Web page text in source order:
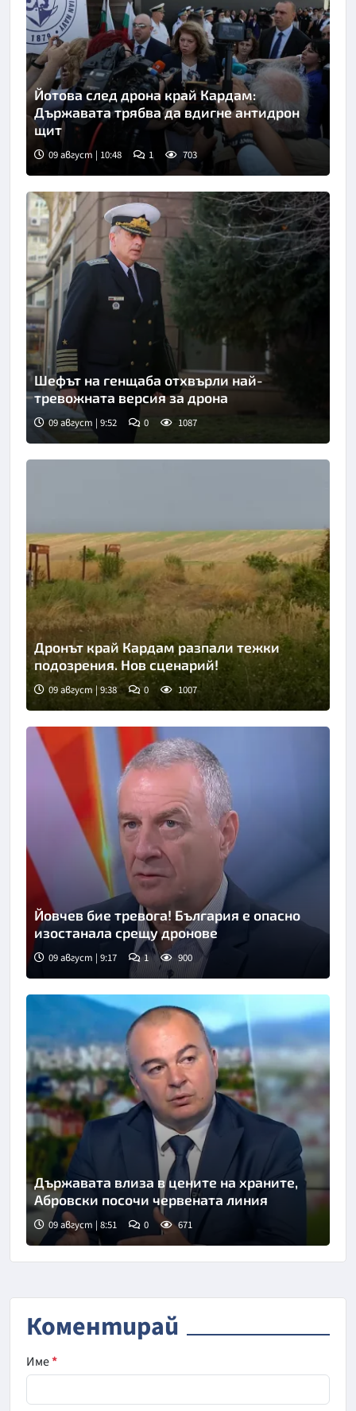
Снимка: БТА
Йотова след дрона край Кардам:
Държавата трябва да вдигне антидрон
щит
09 август | 10:48 1 703
Снимка: БТА
Шефът на генщаба отхвърли най-
тревожната версия за дрона
09 август | 9:52 0 1087
Снимка: Нова телевизия
Дронът край Кардам разпали тежки
подозрения. Нов сценарий!
09 август | 9:38 0 1007
Снимка: бТВ
Йовчев бие тревога! България е опасно
изостанала срещу дронове
09 август | 9:17 1 900
Снимка: БНТ
Държавата влиза в цените на храните,
Абровски посочи червената линия
09 август | 8:51 0 671
Коментирай
Име*